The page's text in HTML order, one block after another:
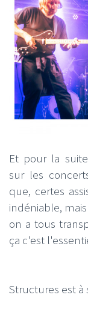
Et pour la
sur les
que, certes
indéniable,
on a tous
ça c'est
Structures est à